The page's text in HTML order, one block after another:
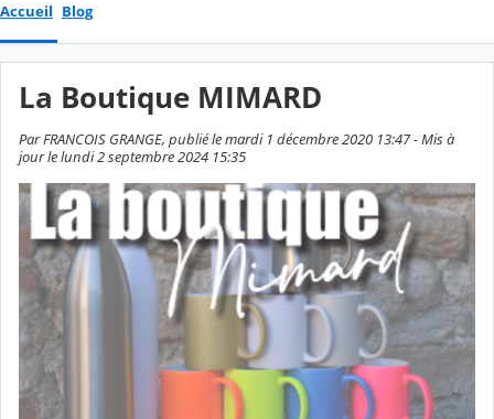
Accueil Blog
La Boutique MIMARD
Par FRANCOIS GRANGE, publié le mardi 1 décembre 2020 13:47 - Mis à
jour le lundi 2 septembre 2024 15:35